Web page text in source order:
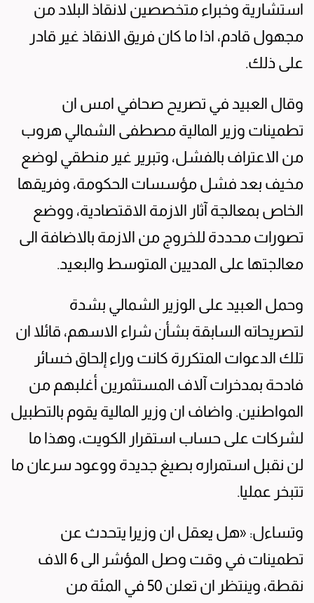
استشارية وخبراء متخصصين لانقاذ البلاد من
مجهول قادم، اذا ما كان فريق الانقاذ غير قادر
على ذلك.
وقال العبيد في تصريح صحافي امس ان
تطمينات وزير المالية مصطفى الشمالي هروب
من الاعتراف بالفشل، وتبرير غير منطقي لوضع
مخيف بعد فشل مؤسسات الحكومة، وفريقها
الخاص بمعالجة آثار الازمة الاقتصادية، ووضع
تصورات محددة للخروج من الازمة بالاضافة الى
معالجتها على المديين المتوسط والبعيد.
وحمل العبيد على الوزير الشمالي بشدة
لتصريحاته السابقة بشأن شراء الاسهم، قائلا ان
تلك الدعوات المتكررة كانت وراء إلحاق خسائر
فادحة بمدخرات آلاف المستثمرين أغلبهم من
المواطنين. واضاف ان وزير المالية يقوم بالتطبيل
لشركات على حساب استقرار الكويت، وهذا ما
لن نقبل استمراره بصيغ جديدة ووعود سرعان ما
تتبخر عمليا.
وتساءل: «هل يعقل ان وزيرا يتحدث عن
تطمينات في وقت وصل المؤشر الى 6 الاف
نقطة، وينتظر ان تعلن 50 في المئة من